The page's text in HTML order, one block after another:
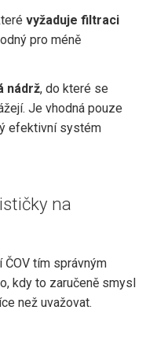
vyžaduje filtraci
pro méně
nádrž, do které se
Je vhodná pouze
efektivní systém
na
ČOV tím správným
kdy to zaručeně smysl
než uvažovat.